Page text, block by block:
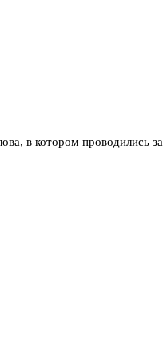
в котором проводились